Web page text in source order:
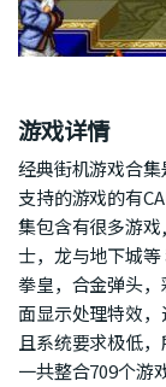
游戏详情
经典街机游戏合
支持的游戏的有
集包含有很多游
士，龙与地下城
拳皇，合金弹头
面显示处理特效
且系统要求极低
一共整合709个游